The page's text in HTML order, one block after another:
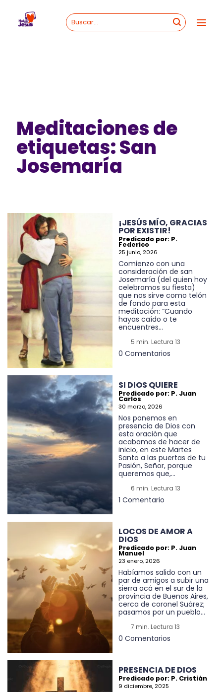
content
Meditaciones de
etiquetas: San
Josemaría
¡JESÚS MÍO, GRACIAS
POR EXISTIR!
Predicado por: P.
Federico
25 junio, 2026
Comienzo con una
consideración de san
Josemaría (del quien hoy
celebramos su fiesta)
que nos sirve como telón
de fondo para esta
meditación: “Cuando
hayas caído o te
encuentres...
5 min. Lectura 13
0 Comentarios
SI DIOS QUIERE
Predicado por: P. Juan
Carlos
30 marzo, 2026
Nos ponemos en
presencia de Dios con
esta oración que
acabamos de hacer de
inicio, en este Martes
Santo a las puertas de tu
Pasión, Señor, porque
queremos que,...
6 min. Lectura 13
1 Comentario
LOCOS DE AMOR A
DIOS
Predicado por: P. Juan
Manuel
23 enero, 2026
Habíamos salido con un
par de amigos a subir una
sierra acá en el sur de la
provincia de Buenos Aires,
cerca de coronel Suárez;
pasamos por un pueblo...
7 min. Lectura 13
0 Comentarios
PRESENCIA DE DIOS
Predicado por: P. Cristián
9 diciembre, 2025